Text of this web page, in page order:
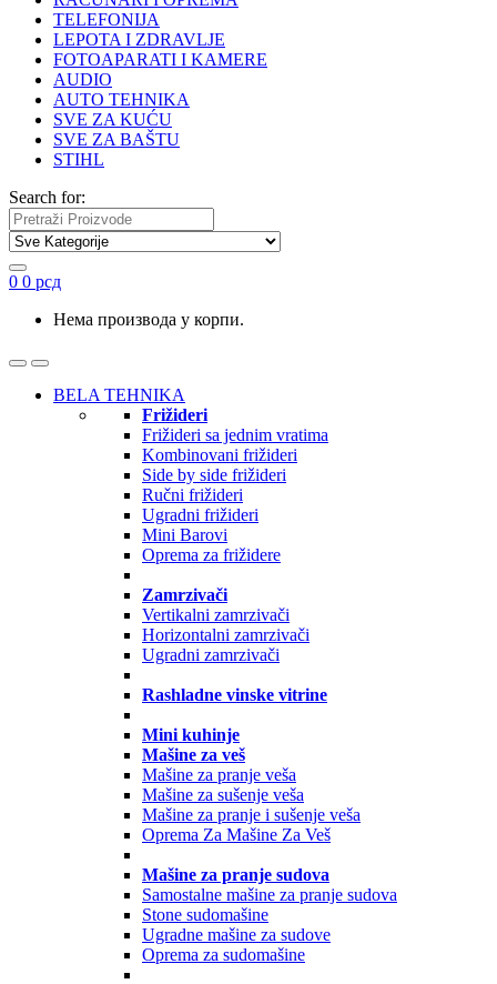
TELEFONIJA
LEPOTA I ZDRAVLJE
FOTOAPARATI I KAMERE
AUDIO
AUTO TEHNIKA
SVE ZA KUĆU
SVE ZA BAŠTU
STIHL
Search for:
0 0 рсд
Нема производа у корпи.
BELA TEHNIKA
Frižideri
Frižideri sa jednim vratima
Kombinovani frižideri
Side by side frižideri
Ručni frižideri
Ugradni frižideri
Mini Barovi
Oprema za frižidere
Zamrzivači
Vertikalni zamrzivači
Horizontalni zamrzivači
Ugradni zamrzivači
Rashladne vinske vitrine
Mini kuhinje
Mašine za veš
Mašine za pranje veša
Mašine za sušenje veša
Mašine za pranje i sušenje veša
Oprema Za Mašine Za Veš
Mašine za pranje sudova
Samostalne mašine za pranje sudova
Stone sudomašine
Ugradne mašine za sudove
Oprema za sudomašine